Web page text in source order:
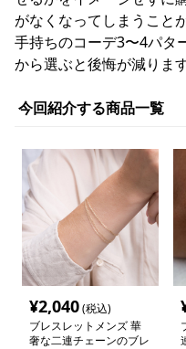
がなくなってしまうこと
手持ちのコーデ3〜4パタ
から選ぶと後悔が減りま
今回紹介する商品一覧
¥2,040(税込)
ブレスレットメンズ 華
奢な二連チェーンのブレ